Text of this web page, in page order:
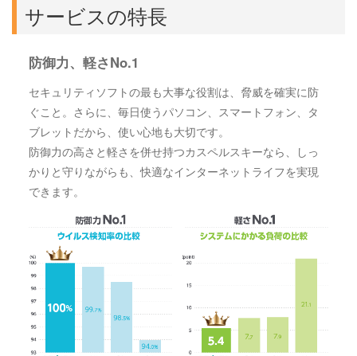
サービスの特長
防御力、軽さNo.1
セキュリティソフトの最も大事な役割は、脅威を確実に防
ぐこと。さらに、毎日使うパソコン、スマートフォン、タ
ブレットだから、使い心地も大切です。
防御力の高さと軽さを併せ持つカスペルスキーなら、しっ
かりと守りながらも、快適なインターネットライフを実現
できます。